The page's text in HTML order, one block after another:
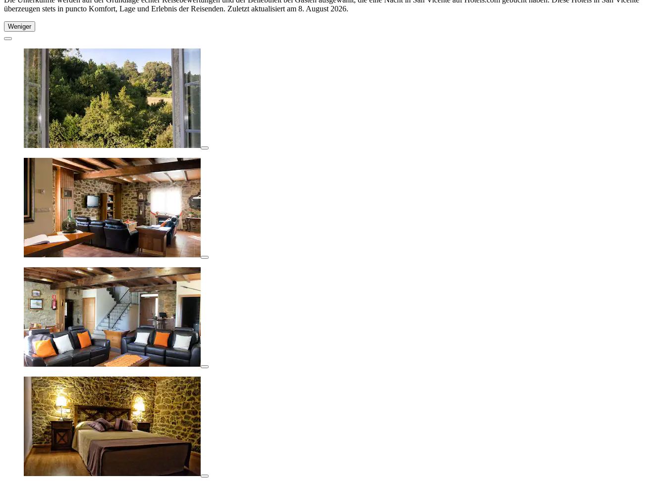
überzeugen stets in puncto Komfort, Lage und Erlebnis der Reisenden. Zuletzt aktualisiert am 8. August 2026.
Weniger